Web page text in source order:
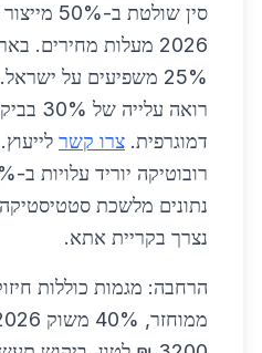
סין שולטת
2026 מעלות מחירים.
25% משפיעים על
רואה
דמוגרפית. צרו קשר
נצרך בקריית אתא.
הרחבה: מגמות כוללות